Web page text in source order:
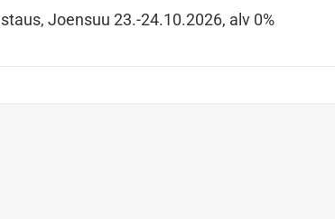
Joensuu 23.-24.10.2026, alv 0%